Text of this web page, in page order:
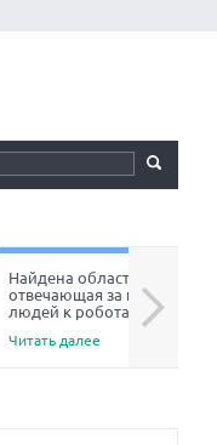
Найдена область мозга,
отвечающая за неприязнь
людей к роботам
Читать далее
Next